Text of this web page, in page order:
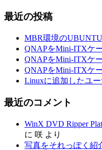
最近の投稿
MBR環境の
QNAPをMini-ITXケ
QNAPをMini-ITXケ
QNAPをMini-ITXケ
Linuxに追加したユ
最近のコメント
WinX DVD Ripper
に 咲 より
写真をそれっぽく紹